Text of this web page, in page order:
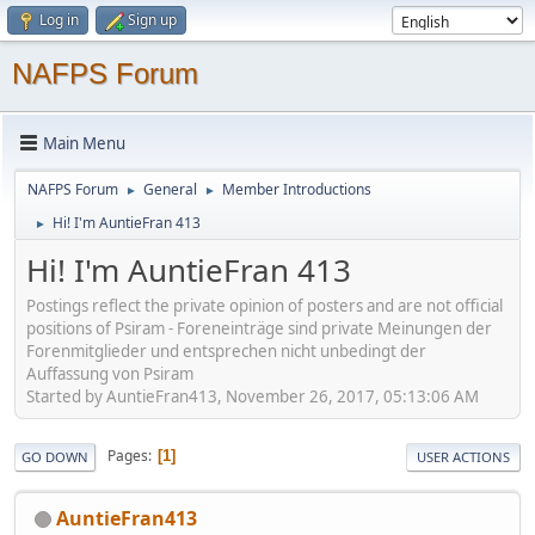
Log in Sign up
NAFPS Forum
Main Menu
NAFPS Forum ► General ► Member Introductions
► Hi! I'm AuntieFran 413
Hi! I'm AuntieFran 413
Postings reflect the private opinion of posters and are not official
positions of Psiram - Foreneinträge sind private Meinungen der
Forenmitglieder und entsprechen nicht unbedingt der
Auffassung von Psiram
Started by AuntieFran413, November 26, 2017, 05:13:06 AM
GO DOWN Pages 1 USER ACTIONS
AuntieFran413